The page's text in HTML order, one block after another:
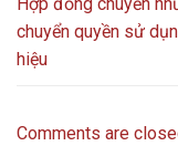
chuyển quyền sử
hiệu
Comments are